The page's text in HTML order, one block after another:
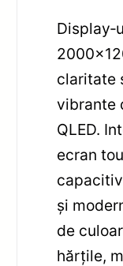
claritate
vibrante
QLED.
ecran
și
de
hărțile,